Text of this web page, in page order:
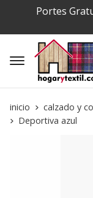
Portes
inicio calzado y
Deportiva azul